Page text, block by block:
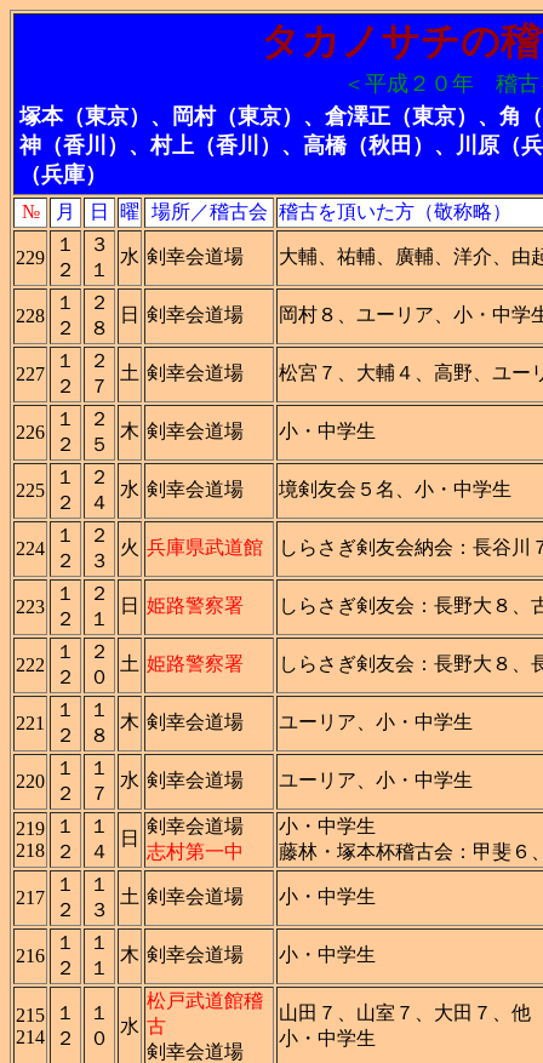
タカノサチの
＜平成２０年 稽古
塚本（東京）、岡村（東京）、倉澤正（東京）、角
神（香川）、村上（香川）、高橋（秋田）、川原（
（兵庫）
№ 月 日 曜 場所／稽古会 稽古を頂いた方（敬称略）
229
１
２
３
１
水 剣幸会道場 大輔、祐輔、廣輔、洋介、由
228
１
２
２
８
日 剣幸会道場 岡村８、ユーリア、小・中学
227
１
２
２
７
土 剣幸会道場 松宮７、大輔４、高野、ユー
226
１
２
２
５
木 剣幸会道場 小・中学生
225
１
２
２
４
水 剣幸会道場 境剣友会５名、小・中学生
224
１
２
２
３
火 兵庫県武道館 しらさぎ剣友会納会：長谷川
223
１
２
２
１
日 姫路警察署 しらさぎ剣友会：長野大８、
222
１
２
２
０
土 姫路警察署 しらさぎ剣友会：長野大８、
221
１
２
１
８
木 剣幸会道場 ユーリア、小・中学生
220
１
２
１
７
水 剣幸会道場 ユーリア、小・中学生
219
218
１
２
１
４
日
剣幸会道場
志村第一中
小・中学生
藤林・塚本杯稽古会：甲斐６
217
１
２
１
３
土 剣幸会道場 小・中学生
216
１
２
１
１
木 剣幸会道場 小・中学生
215
214
１
２
１
０
水
松戸武道館稽
古
剣幸会道場
山田７、山室７、大田７、他
小・中学生